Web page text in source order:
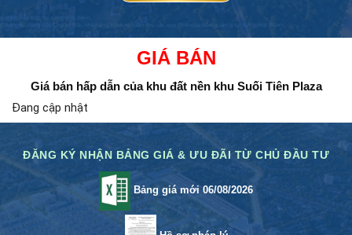
GIÁ BÁN
Giá bán hấp dẫn của khu đất nềnkhu Suối Tiên Plaza
Đang cập nhật
ĐĂNG KÝ NHẬN BẢNG GIÁ & ƯU ĐÃI TỪ CHỦ ĐẦU TƯ
Bảng giá mới 06/08/2026